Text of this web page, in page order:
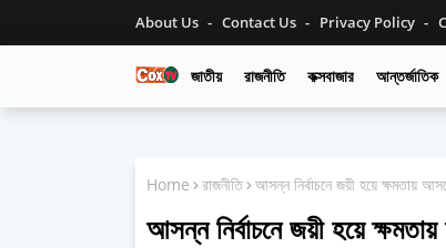
About Us Contact Us Privacy Policy
জাতীয় রাজনীতি কক্সবাজার আন্তর্জাতিক
Home রাজনীতি আসন্ন নির্বাচনে জয়ী হয়ে ক্ষমতায়
আসন্ন নির্বাচনে জয়ী হয়ে